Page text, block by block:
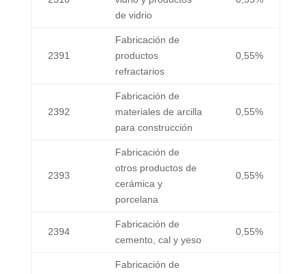
de vidrio
2391
Fabricación de
productos
refractarios
0,55%
2392
Fabricación de
materiales de arcilla
para construcción
0,55%
2393
Fabricación de
otros productos de
cerámica y
porcelana
0,55%
2394
Fabricación de
cemento, cal y yeso
0,55%
Fabricación de